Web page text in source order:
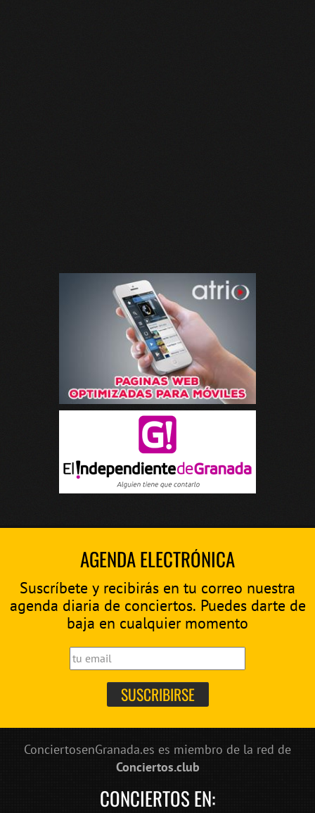
AGENDA ELECTRÓNICA
Suscríbete y recibirás en tu correo nuestra
agenda diaria de conciertos. Puedes darte de
baja en cualquier momento
ConciertosenGranada.es es miembro de la red de
Conciertos.club
CONCIERTOS EN: